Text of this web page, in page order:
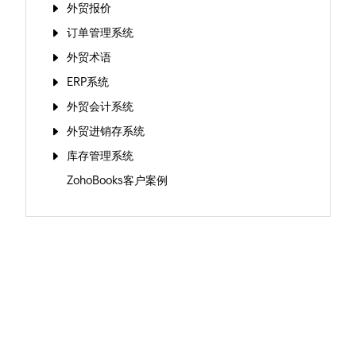
外贸报价
订单管理系统
外贸术语
ERP系统
外贸会计系统
外贸进销存系统
库存管理系统
ZohoBooks客户案例